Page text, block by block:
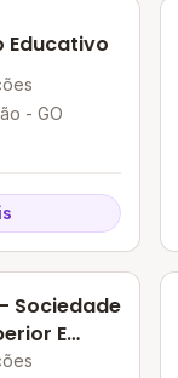
Educativo
- GO
Sociedade
E